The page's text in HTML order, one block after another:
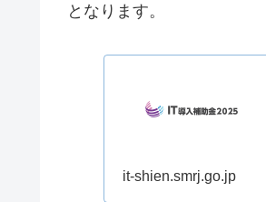
となります。
it-shien.smrj.go.jp